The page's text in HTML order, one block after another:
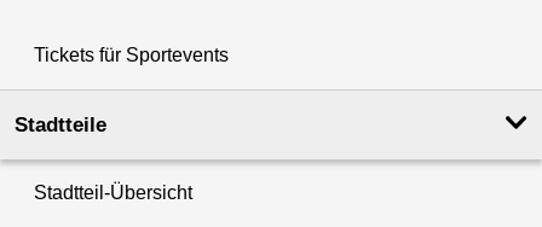
Tickets für Sportevents
Stadtteile
Stadtteil-Übersicht